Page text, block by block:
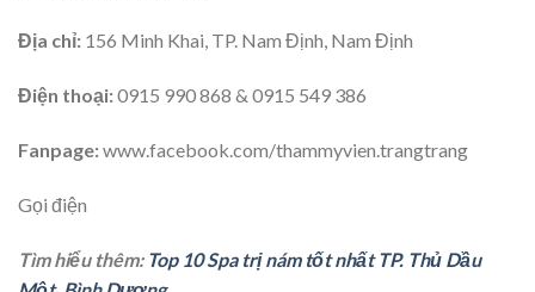
Địa chỉ: 156 Minh Khai, TP. Nam Định, Nam Định
Điện thoại:0915 990 868 & 0915 549 386
Fanpage:www.facebook.com/thammyvien.trangtrang
Gọi điện
Tìm hiểu thêm: Top 10 Spa trị nám tốt nhất TP. Thủ Dầu